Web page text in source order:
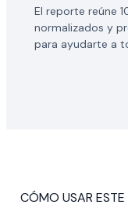
El reporte reúne
normalizados y
para ayudarte a
CÓMO USAR ESTE